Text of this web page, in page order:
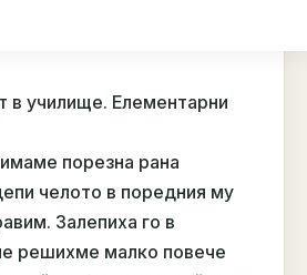
в училище. Елементарни
порезна рана
челото в поредния му
Залепиха го в
решихме малко повече